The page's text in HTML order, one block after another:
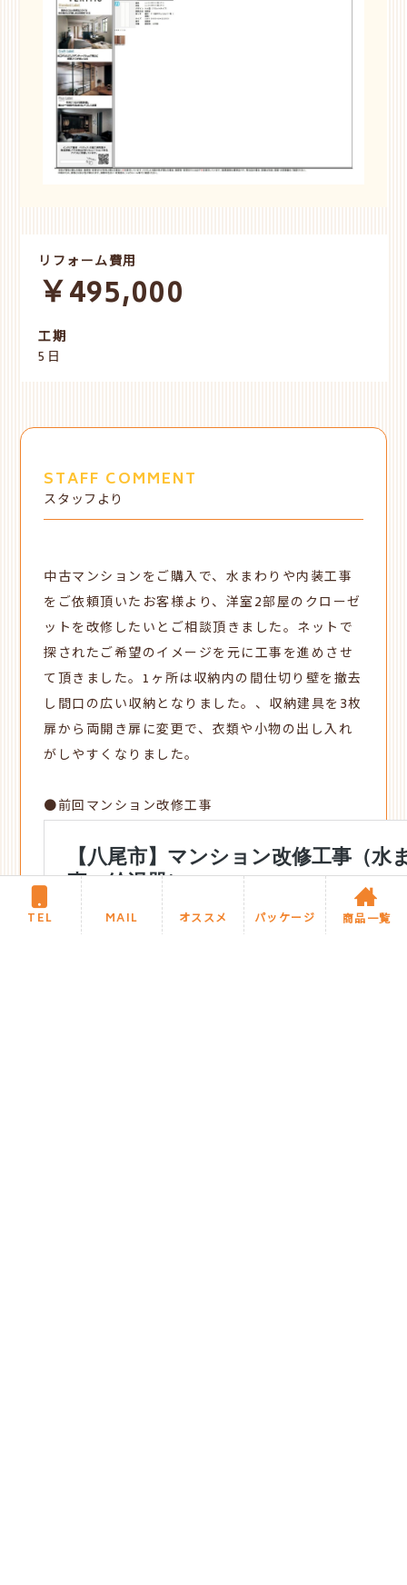
リフォーム費用
￥495,000
工期
5日
STAFF COMMENT
スタッフより
中古マンションをご購入で、水まわりや内装工事
をご依頼頂いたお客様より、洋室2部屋のクローゼ
ットを改修したいとご相談頂きました。ネットで
探されたご希望のイメージを元に工事を進めさせ
て頂きました。1ヶ所は収納内の間仕切り壁を撤去
し間口の広い収納となりました。、収納建具を3枚
扉から両開き扉に変更で、衣類や小物の出し入れ
がしやすくなりました。
●前回マンション改修工事
TEL MAIL オススメ パッケージ 商品一覧